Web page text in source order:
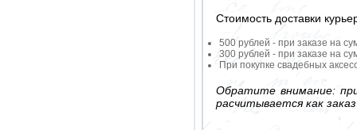
Стоимость доставки
500 рублей - при заказе на
300 рублей - при заказе на
При покупке свадебных
Обратите внимание:
расчитывается как